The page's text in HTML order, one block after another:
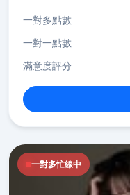
一對多點數
一對一點數
滿意度評分
一對多忙線中